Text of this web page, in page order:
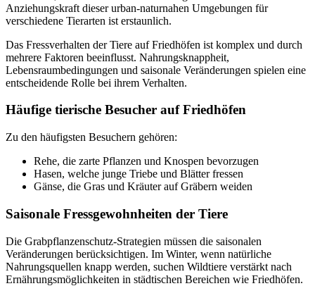
Anziehungskraft dieser urban-naturnahen Umgebungen für
verschiedene Tierarten ist erstaunlich.
Das Fressverhalten der Tiere auf Friedhöfen ist komplex und durch
mehrere Faktoren beeinflusst. Nahrungsknappheit,
Lebensraumbedingungen und saisonale Veränderungen spielen eine
entscheidende Rolle bei ihrem Verhalten.
Häufige tierische Besucher auf Friedhöfen
Zu den häufigsten Besuchern gehören:
Rehe, die zarte Pflanzen und Knospen bevorzugen
Hasen, welche junge Triebe und Blätter fressen
Gänse, die Gras und Kräuter auf Gräbern weiden
Saisonale Fressgewohnheiten der Tiere
Die Grabpflanzenschutz-Strategien müssen die saisonalen
Veränderungen berücksichtigen. Im Winter, wenn natürliche
Nahrungsquellen knapp werden, suchen Wildtiere verstärkt nach
Ernährungsmöglichkeiten in städtischen Bereichen wie Friedhöfen.